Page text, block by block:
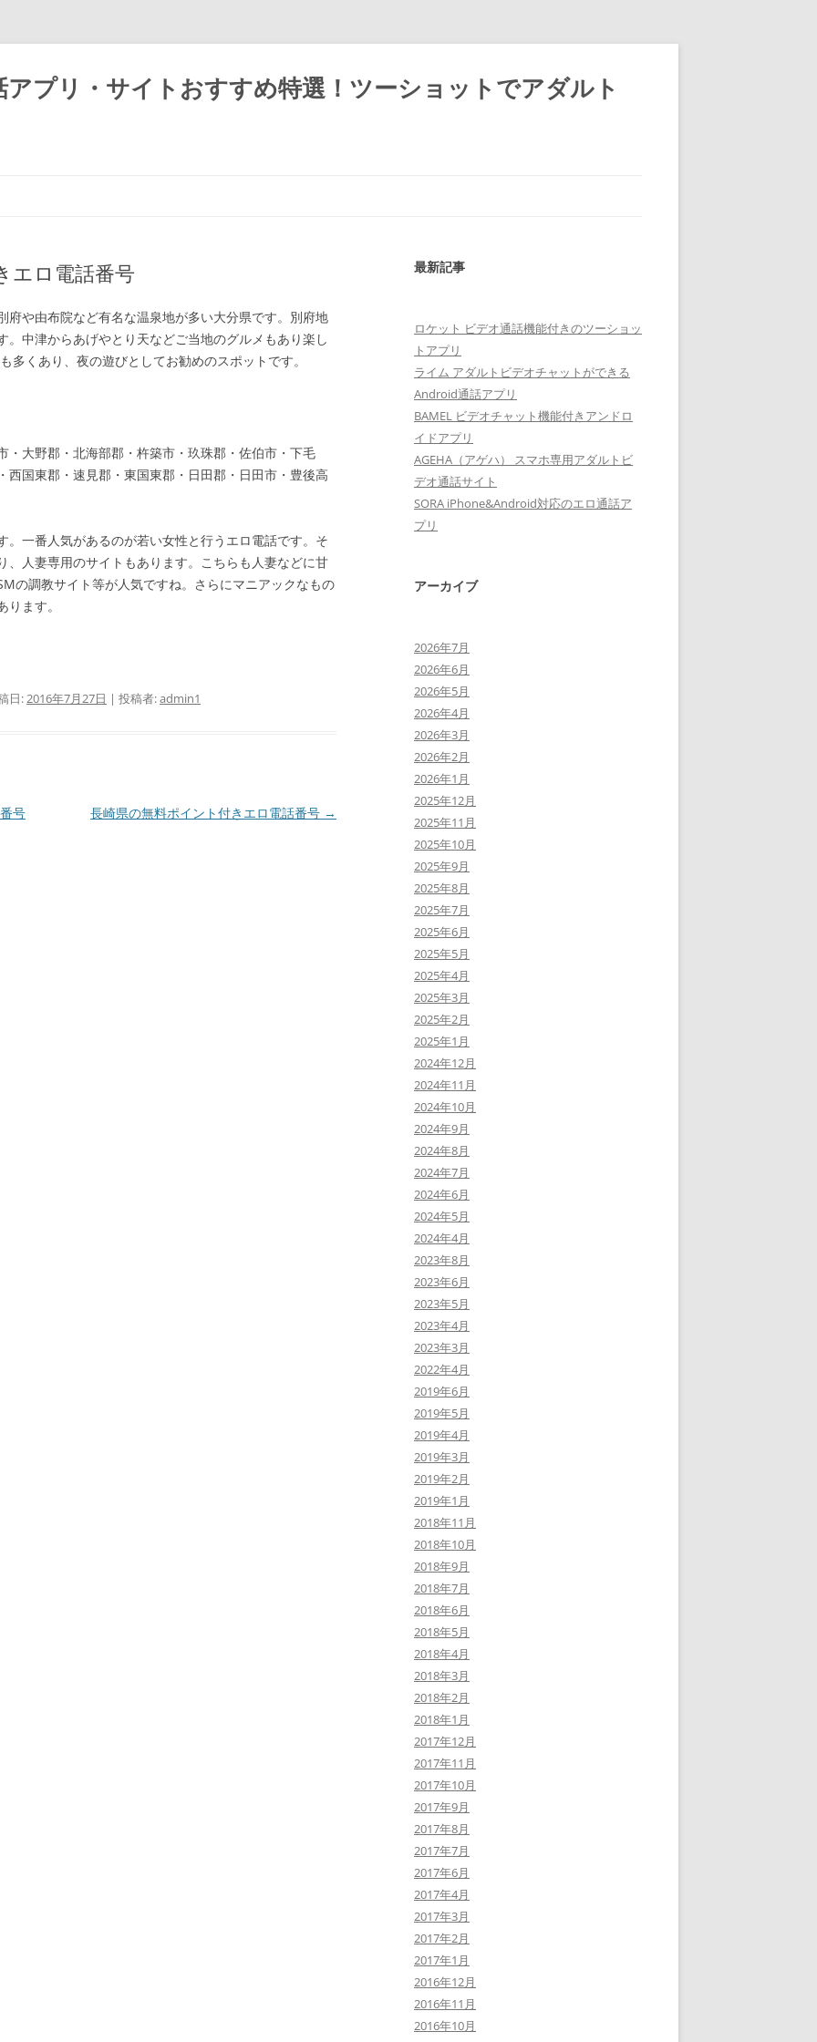
プリ・サイトおすすめ特選！ツーショットでアダルト
エロ電話番号
府や由布院など有名な温泉地が多い大分県です。別府地
中津からあげやとり天などご当地のグルメもあり楽し
多くあり、夜の遊びとしてお勧めのスポットです。
・大野郡・北海部郡・杵築市・玖珠郡・佐伯市・下毛
西国東郡・速見郡・東国東郡・日田郡・日田市・豊後高
。一番人気があるのが若い女性と行うエロ電話です。そ
、人妻専用のサイトもあります。こちらも人妻などに甘
の調教サイト等が人気ですね。さらにマニアックなもの
ます。
日:2016年7月27日 | 投稿者:admin1
号 長崎県の無料ポイント付きエロ電話番号 →
最新記事
ロケット ビデオ通話機能付きのツーショッ
トアプリ
ライム アダルトビデオチャットができる
Android通話アプリ
BAMEL ビデオチャット機能付きアンドロ
イドアプリ
AGEHA（アゲハ） スマホ専用アダルトビ
デオ通話サイト
SORA iPhone&Android対応のエロ通話ア
プリ
アーカイブ
2026年7月
2026年6月
2026年5月
2026年4月
2026年3月
2026年2月
2026年1月
2025年12月
2025年11月
2025年10月
2025年9月
2025年8月
2025年7月
2025年6月
2025年5月
2025年4月
2025年3月
2025年2月
2025年1月
2024年12月
2024年11月
2024年10月
2024年9月
2024年8月
2024年7月
2024年6月
2024年5月
2024年4月
2023年8月
2023年6月
2023年5月
2023年4月
2023年3月
2022年4月
2019年6月
2019年5月
2019年4月
2019年3月
2019年2月
2019年1月
2018年11月
2018年10月
2018年9月
2018年7月
2018年6月
2018年5月
2018年4月
2018年3月
2018年2月
2018年1月
2017年12月
2017年11月
2017年10月
2017年9月
2017年8月
2017年7月
2017年6月
2017年4月
2017年3月
2017年2月
2017年1月
2016年12月
2016年11月
2016年10月